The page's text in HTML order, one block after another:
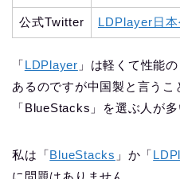
公式Twitter LDPlayer日
「LDPlayer 」は軽くて性能
あるのですが中国製と言うこ
「BlueStacks」を選ぶ人が
私は「BlueStacks 」か「
に問題はありません